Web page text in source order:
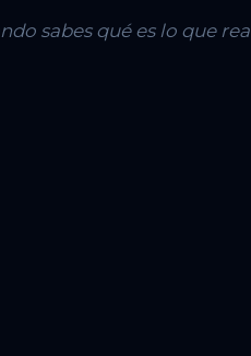
sabes qué es lo que